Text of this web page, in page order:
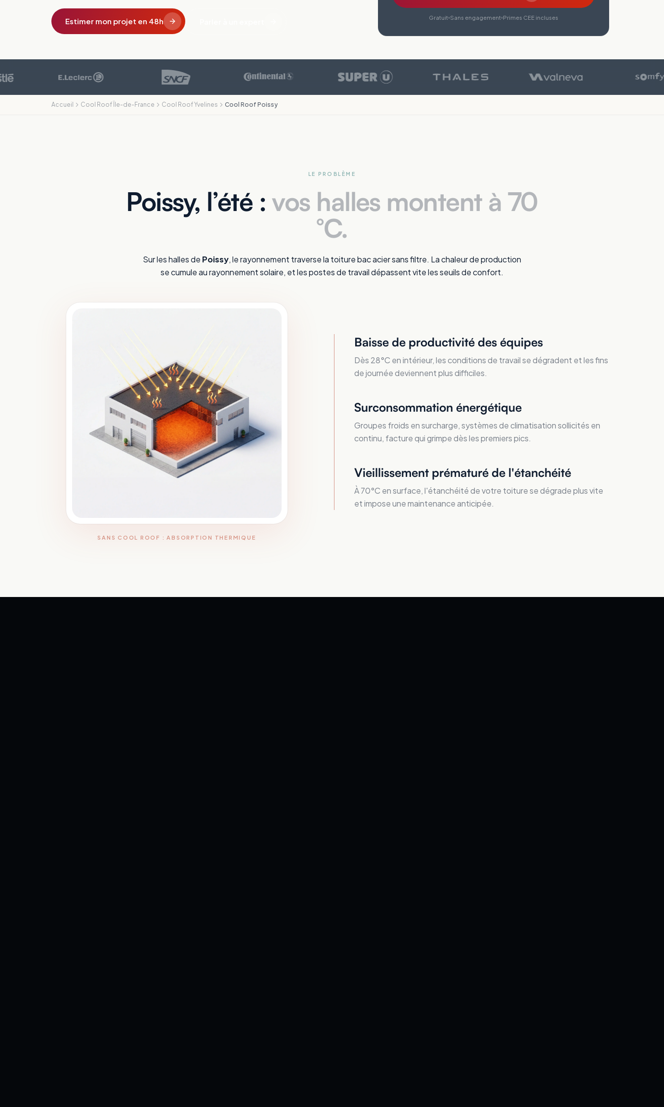
Estimer mon projet en 48h Gratuit Sans engagement Primes CEE incluses
Accueil Cool Roof Île-de-France Cool Roof Yvelines Cool Roof Poissy
LE PROBLÈME
Poissy, l’été : vos halles montent à 70
°C.
Sur les halles de Poissy, le rayonnement traverse la toiture bac acier sans filtre. La chaleur de production
se cumule au rayonnement solaire, et les postes de travail dépassent vite les seuils de confort.
SANS COOL ROOF : ABSORPTION THERMIQUE
Baisse de productivité des équipes
Dès 28°C en intérieur, les conditions de travail se dégradent et les fins
de journée deviennent plus difficiles.
Surconsommation énergétique
Groupes froids en surcharge, systèmes de climatisation sollicités en
continu, facture qui grimpe dès les premiers pics.
Vieillissement prématuré de l'étanchéité
À 70°C en surface, l'étanchéité de votre toiture se dégrade plus vite
et impose une maintenance anticipée.